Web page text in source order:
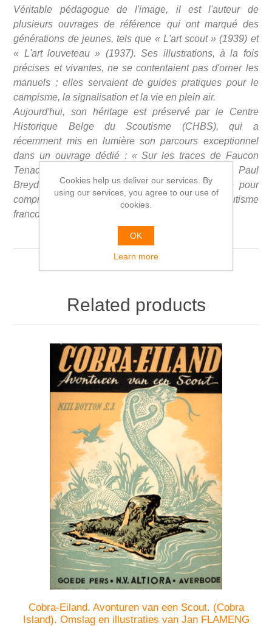
Véritable pédagogue de l'image, il est l'auteur de
plusieurs ouvrages de référence qui ont marqué des
générations de jeunes, tels que « L'art scout » (1939) et
« L'art louveteau » (1937). Ses illustrations, à la fois
précises et vivantes, ne se contentaient pas d'orner les
manuels ; elles servaient de guides pratiques pour le
campisme, la signalisation et la vie en plein air.
Aujourd'hui, son héritage est préservé par le Centre
Historique Belge du Scoutisme (CHBS), qui a
récemment mis en lumière son parcours exceptionnel
dans un ouvrage dédié : « Sur les traces de Faucon
Tenace. La vie scoute de l'architecte ixellois Paul
Breydel ». Il reste une référence incontournable pour
comprendre l'esthétique et les valeurs du scoutisme
francophone du XXe siècle.
Related products
Cobra-Eiland. Avonturen van een Scout. (Cobra
Island). Omslag en illustraties van Jan FLAMENG
Cookies help us deliver our services. By
using our services, you agree to our use of
cookies.
OK
Learn more